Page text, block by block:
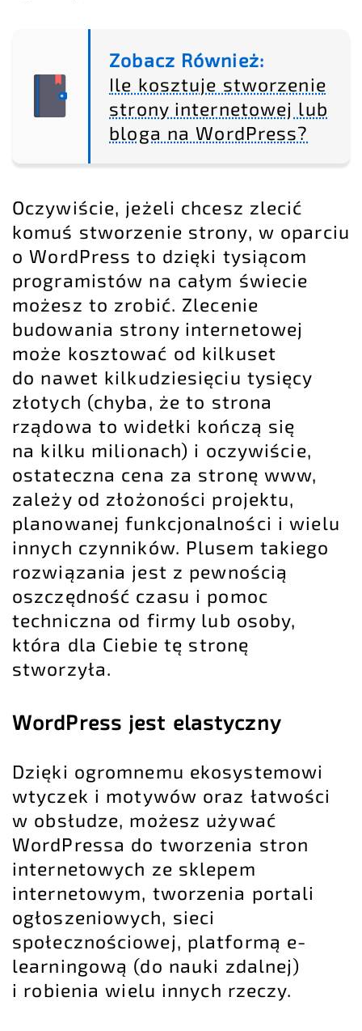
Zobacz Również:
Ile kosztuje stworzenie
strony internetowej lub
bloga na WordPress?
Oczywiście, jeżeli chcesz zlecić
komuś stworzenie strony, w oparciu
o WordPress to dzięki tysiącom
programistów na całym świecie
możesz to zrobić. Zlecenie
budowania strony internetowej
może kosztować od kilkuset
do nawet kilkudziesięciu tysięcy
złotych (chyba, że to strona
rządowa to widełki kończą się
na kilku milionach) i oczywiście,
ostateczna cena za stronę www,
zależy od złożoności projektu,
planowanej funkcjonalności i wielu
innych czynników. Plusem takiego
rozwiązania jest z pewnością
oszczędność czasu i pomoc
techniczna od firmy lub osoby,
która dla Ciebie tę stronę
stworzyła.
WordPress jest elastyczny
Dzięki ogromnemu ekosystemowi
wtyczek i motywów oraz łatwości
w obsłudze, możesz używać
WordPressa do tworzenia stron
internetowych ze sklepem
internetowym, tworzenia portali
ogłoszeniowych, sieci
społecznościowej, platformą e-
learningową (do nauki zdalnej)
i robienia wielu innych rzeczy.